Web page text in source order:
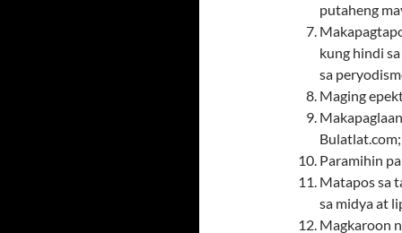
putaheng
kung hindi
sa
Maging
Bulatlat.com;
Paramihin
Matapos sa
sa midya at
Magkaroon